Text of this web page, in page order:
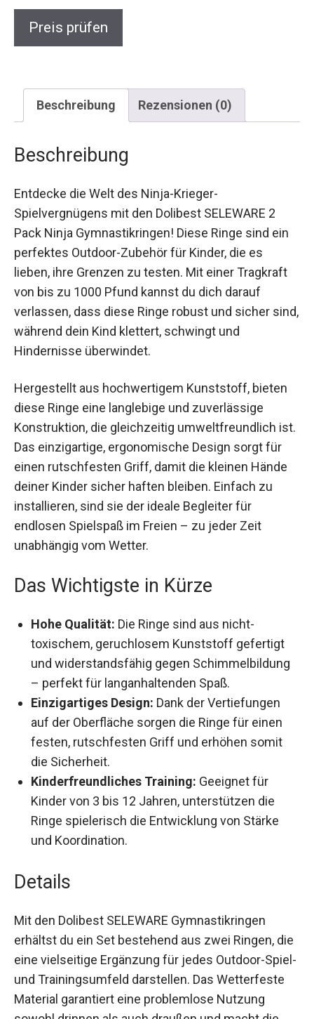
Beschreibung Rezensionen (0)
Beschreibung
Spielvergnügens mit den Dolibest SELEWARE 2
Pack Ninja Gymnastikringen! Diese Ringe sind ein
perfektes Outdoor-Zubehör für Kinder, die es
lieben, ihre Grenzen zu testen. Mit einer Tragkraft
von bis zu 1000 Pfund kannst du dich darauf
verlassen, dass diese Ringe robust und sicher
sind, während dein Kind klettert, schwingt und
Hindernisse überwindet.
diese Ringe eine langlebige und zuverlässige
Konstruktion, die gleichzeitig umweltfreundlich
ist. Das einzigartige, ergonomische Design sorgt
für einen rutschfesten Griff, damit die kleinen
Hände deiner Kinder sicher haften bleiben.
Einfach zu installieren, sind sie der ideale
Begleiter für endlosen Spielspaß im Freien – zu
jeder Zeit unabhängig vom Wetter.
Das Wichtigste in Kürze
toxischem, geruchlosem Kunststoff gefertigt
und widerstandsfähig gegen
Schimmelbildung – perfekt für
langanhaltenden Spaß.
Einzigartiges Design: Dank der Vertiefungen
auf der Oberfläche sorgen die Ringe für einen
festen, rutschfesten Griff und erhöhen somit
die Sicherheit.
Kinderfreundliches Training: Geeignet für
Kinder von 3 bis 12 Jahren, unterstützen die
Ringe spielerisch die Entwicklung von Stärke
und Koordination.
Details
Mit den Dolibest SELEWARE Gymnastikringen
erhältst du ein Set bestehend aus zwei Ringen,
die eine vielseitige Ergänzung für jedes Outdoor-
Spiel- und Trainingsumfeld darstellen. Das
Wetterfeste Material garantiert eine problemlose